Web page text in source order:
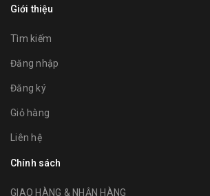
Giới thiệu
Tìm kiếm
Đăng nhập
Đăng ký
Giỏ hàng
Liên hệ
Chính sách
GIAO HÀNG & NHẬN HÀNG